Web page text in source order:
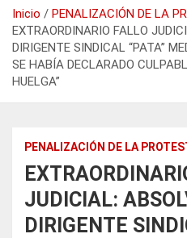
Inicio
PENALIZACIÓN DE LA
EXTRAORDINARIO FALLO
DIRIGENTE SINDICAL “PATA”
SE HABÍA DECLARADO
HUELGA”
PENALIZACIÓN DE LA
JUDICIAL:
DIRIGENTE